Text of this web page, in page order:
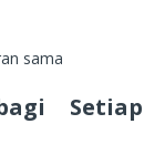
sama
Setiap